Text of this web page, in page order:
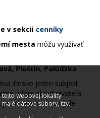
v sekcii cenníky
mesta môžu využívať
Ploštín, Palúdzka
ihrisko jeden subjekt.
údaje objednávateľa.
v zmysle
tejto webovej lokality
dátové súbory, tzv.